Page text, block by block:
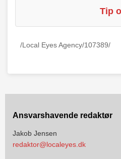
Tip
/Local Eyes Agency/107389/
Ansvarshavende redaktør
Jakob Jensen
redaktor@localeyes.dk